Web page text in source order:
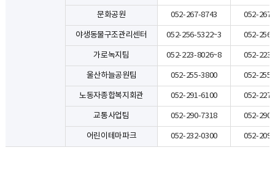
문화공원 052-267-8743 052-
야생동물구조관리센터 052-256-5322~3 052-
가로녹지팀 052-223-8026~8 052-
울산하늘공원팀 052-255-3800 052-
노동자종합복지회관 052-291-6100 052-
교통사업팀 052-290-7318 052-
어린이테마파크 052-232-0300 052-